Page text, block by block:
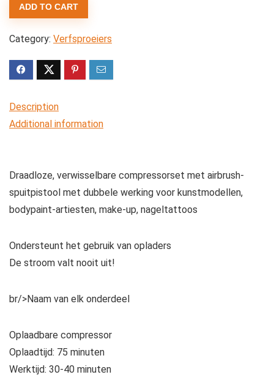
verwisselbare
met
dubbelwerkende
airbrush-
voor
kunstmodel
Artist
Make-
up
voor
binnen-
buitenmuren,
vennen
quantity
ADD TO CART
Category: Verfsproeiers
Description
Additional information
Draadloze, verwisselbare compressorset met airbrush-
spuitpistool met dubbele werking voor kunstmodellen,
bodypaint-artiesten, make-up, nageltattoos
Ondersteunt het gebruik van opladers
De stroom valt nooit uit!
br/>Naam van elk onderdeel
Oplaadbare compressor
Oplaadtijd: 75 minuten
Werktijd: 30-40 minuten